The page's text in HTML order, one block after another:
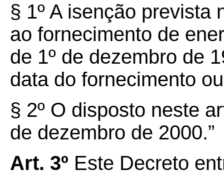
§ 1º A isenção prevista
ao fornecimento de
de 1º de dezembro de
data do fornecimento
§ 2º O disposto neste
de dezembro de 2000.”
Art. 3º Este Decreto